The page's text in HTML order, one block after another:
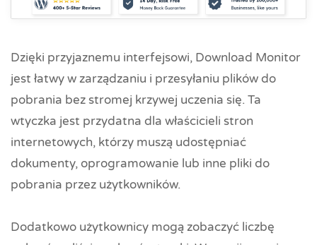
Dzięki przyjaznemu interfejsowi, Download Monitor
jest łatwy w zarządzaniu i przesyłaniu plików do
pobrania bez stromej krzywej uczenia się. Ta
wtyczka jest przydatna dla właścicieli stron
internetowych, którzy muszą udostępniać
dokumenty, oprogramowanie lub inne pliki do
pobrania przez użytkowników.
Dodatkowo użytkownicy mogą zobaczyć liczbę